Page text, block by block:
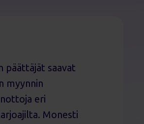
päättäjät saavat
myynnin
eri
Monesti